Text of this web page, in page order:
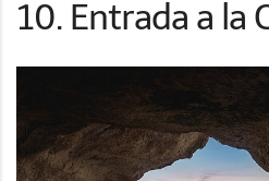
10. Entrada a la